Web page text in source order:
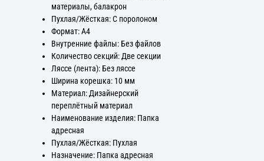
материалы, балакрон
Пухлая/Жёсткая: С поролоном
Формат: А4
Внутренние файлы: Без файлов
Количество секций: Две секции
Ляссе (лента): Без ляссе
Ширина корешка: 10 мм
Материал: Дизайнерский
переплётный материал
Наименование изделия: Папка
адресная
Пухлая/Жёсткая: Пухлая
Назначение: Папка адресная